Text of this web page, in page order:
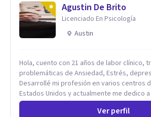
Agustin De Brito
Licenciado En Psicología
Austin
Hola, cuento con 21 años de labor clínico,
problemáticas de Ansiedad, Estrés, depresión y adicciones.
Desarrollé mi profesión en varios centros
Estados Unidos y actualmente me dedico
privada. Utilizo terapias cognitivas
evidencia científica con comprobados
Ver perfil